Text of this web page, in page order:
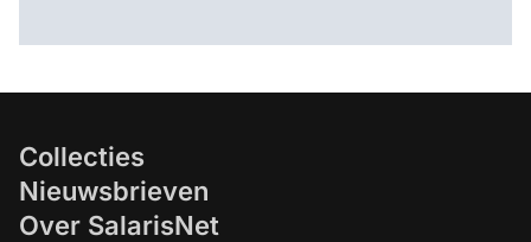
Collecties
Nieuwsbrieven
Over SalarisNet